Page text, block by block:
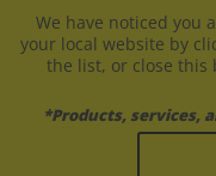
We have noticed you
your local website by
the list, or close this
*Products, services,